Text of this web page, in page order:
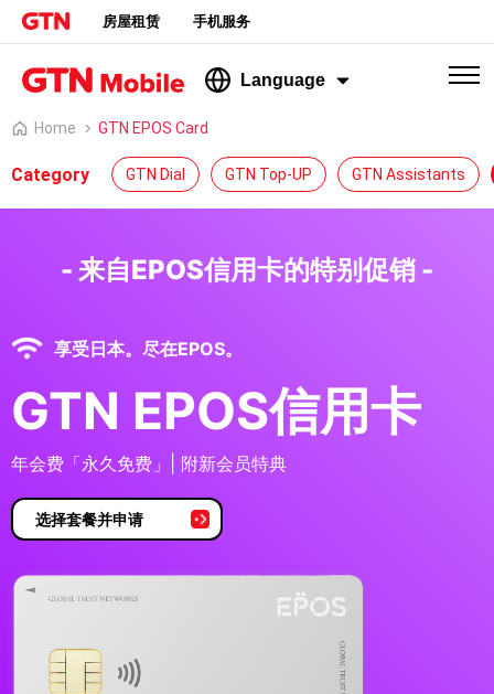
房屋租赁 手机服务
Language
Home GTN EPOS Card
Category GTN Dial GTN Top-UP GTN Assistants
- 来自EPOS信用卡的特别促销 -
享受日本。尽在EPOS。
GTN EPOS信用卡
年会费「永久免费」| 附新会员特典
选择套餐并申请